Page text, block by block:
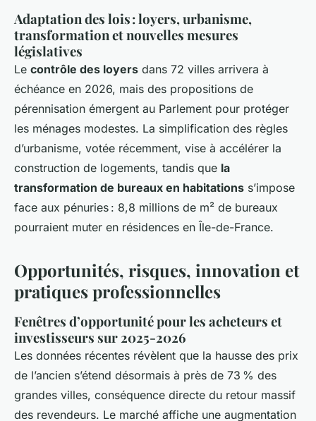
Adaptation des lois : loyers, urbanisme,
transformation et nouvelles mesures
législatives
Le contrôle des loyers dans 72 villes arrivera à
échéance en 2026, mais des propositions de
pérennisation émergent au Parlement pour protéger
les ménages modestes. La simplification des règles
d’urbanisme, votée récemment, vise à accélérer la
construction de logements, tandis que la
transformation de bureaux en habitations s’impose
face aux pénuries : 8,8 millions de m² de bureaux
pourraient muter en résidences en Île-de-France.
Opportunités, risques, innovation et
pratiques professionnelles
Fenêtres d’opportunité pour les acheteurs et
investisseurs sur 2025-2026
Les données récentes révèlent que la hausse des prix
de l’ancien s’étend désormais à près de 73 % des
grandes villes, conséquence directe du retour massif
des revendeurs. Le marché affiche une augmentation